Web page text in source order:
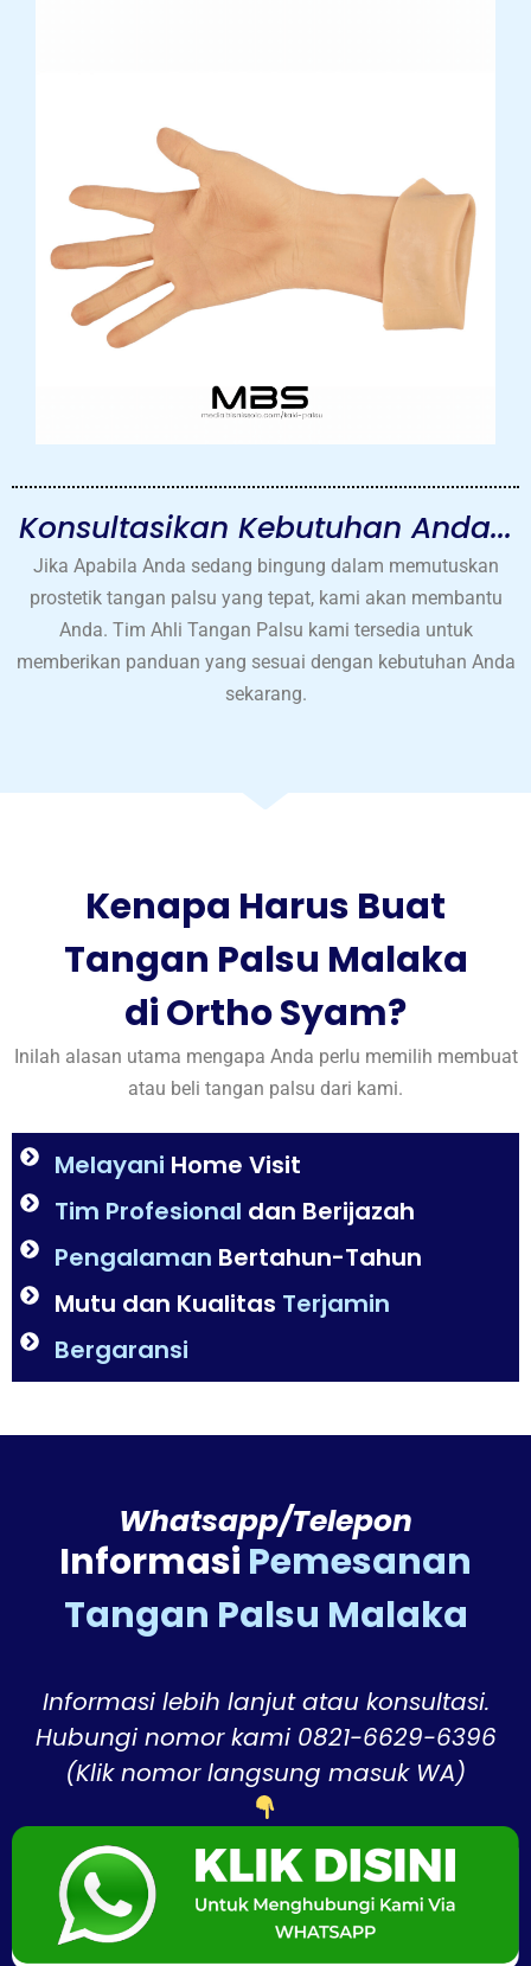
Konsultasikan Kebutuhan Anda...
Jika Apabila Anda sedang bingung dalam memutuskan
prostetik tangan palsu yang tepat, kami akan membantu
Anda. Tim Ahli Tangan Palsu kami tersedia untuk
memberikan panduan yang sesuai dengan kebutuhan Anda
sekarang.
Kenapa Harus Buat
Tangan Palsu Malaka
di Ortho Syam?
Inilah alasan utama mengapa Anda perlu memilih membuat
atau beli tangan palsu dari kami.
Melayani Home Visit
Tim Profesional dan Berijazah
Pengalaman Bertahun-Tahun
Mutu dan Kualitas Terjamin
Bergaransi
Whatsapp/Telepon
Informasi Pemesanan
Tangan Palsu Malaka
Informasi lebih lanjut atau konsultasi.
Hubungi nomor kami 0821-6629-6396
(Klik nomor langsung masuk WA)